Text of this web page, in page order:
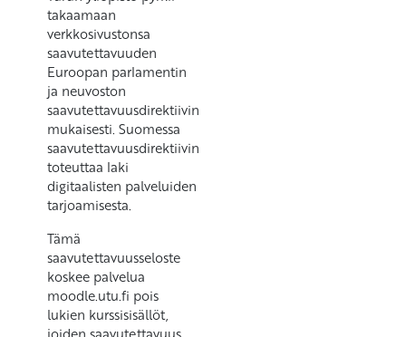
takaamaan
verkkosivustonsa
saavutettavuuden
Euroopan parlamentin
ja neuvoston
saavutettavuusdirektiivin
mukaisesti. Suomessa
saavutettavuusdirektiivin
toteuttaa laki
digitaalisten palveluiden
tarjoamisesta.
Tämä
saavutettavuusseloste
koskee palvelua
moodle.utu.fi pois
lukien kurssisisällöt,